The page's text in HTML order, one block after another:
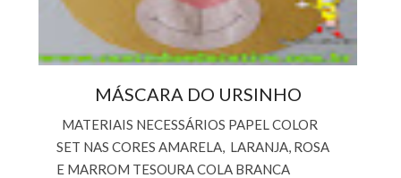
MÁSCARA DO URSINHO
MATERIAIS NECESSÁRIOS PAPEL COLOR
SET NAS CORES AMARELA, LARANJA, ROSA
E MARROM TESOURA COLA BRANCA